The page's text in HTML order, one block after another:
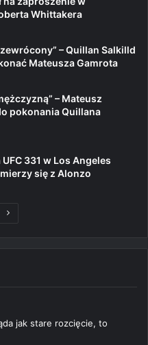
Whittakera
– Quillan Salkilld
Mateusza Gamrota
– Mateusz
pokonania Quillana
331 w Los Angeles
się z Alonzo
Następna
jak stare rozcięcie, to